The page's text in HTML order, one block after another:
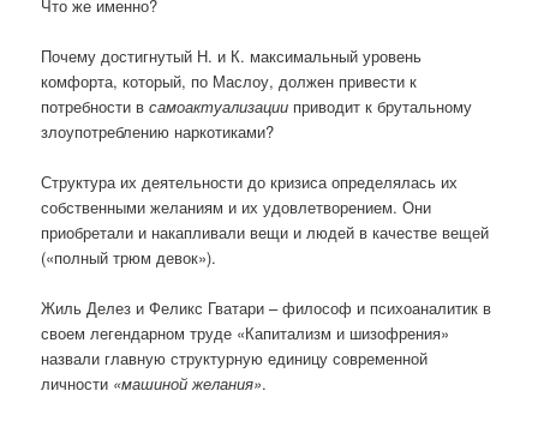
Что же именно?
Почему достигнутый Н. и К. максимальный уровень
комфорта, который, по Маслоу, должен привести к
потребности всамоактуализации приводит к брутальному
злоупотреблению наркотиками?
Структура их деятельности до кризиса определялась их
собственными желаниям и их удовлетворением. Они
приобретали и накапливали вещи и людей в качестве вещей
(«полный трюм девок»).
Жиль Делез и Феликс Гватари – философ и психоаналитик в
своем легендарном труде «Капитализм и шизофрения»
назвали главную структурную единицу современной
личности «машиной желания».